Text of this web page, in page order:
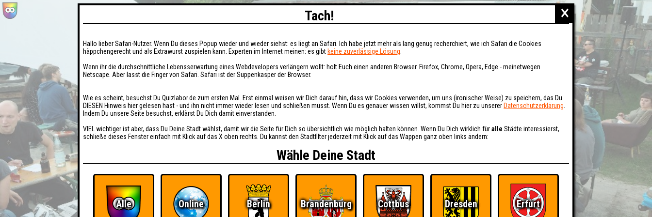
×
Tach!
Hallo lieber Safari-Nutzer. Wenn Du dieses Popup wieder und wieder siehst: es liegt an Safari. Ich habe jetzt mehr als lang genug recherchiert, wie ich Safari die Cookies
häppchengerecht und als Extrawurst zuspielen kann. Experten im Internet meinen: es gibt keine zuverlässige Lösung
Wenn ihr die durchschnittliche Lebensserwartung eines Webdevelopers verlängern wollt: holt Euch einen anderen Browser. Firefox, Chrome, Opera, Edge - meinetwegen
Netscape. Aber lasst die Finger von Safari. Safari ist der Suppenkasper der Browser.
Wie es scheint, besuchst Du Quizlabor.de zum ersten Mal. Erst einmal weisen wir Dich darauf hin, dass wir Cookies verwenden, um uns (ironischer Weise) zu speichern, das Du
DIESEN Hinweis hier gelesen hast - und ihn nicht immer wieder lesen und schließen musst. Wenn Du es genauer wissen willst, kommst Du hier zu unserer Datenschutzerklärung
Indem Du unsere Seite besuchst, erklärst Du Dich damit einverstanden.
VIEL wichtiger ist aber, dass Du Deine Stadt wählst, damit wir die Seite für Dich so übersichtlich wie möglich halten können. Wenn Du Dich wirklich füralle Städte interessierst,
schließe dieses Fenster einfach mit Klick auf das X oben rechts. Du kannst den Stadtfilter jederzeit mit Klick auf das Wappen ganz oben links ändern:
Wähle Deine Stadt
Alle Online Berlin Brandenburg Cottbus Dresden Erfurt